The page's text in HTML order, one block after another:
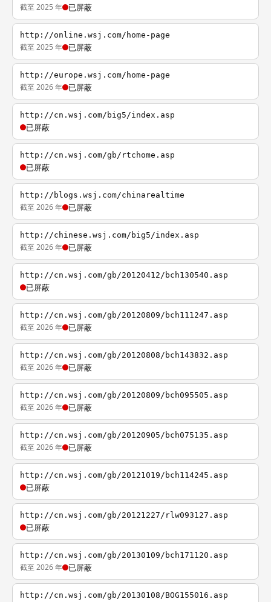
截至 2025 年 已屏蔽
http://online.wsj.com/home-page
截至 2025 年 已屏蔽
http://europe.wsj.com/home-page
截至 2026 年 已屏蔽
http://cn.wsj.com/big5/index.asp
已屏蔽
http://cn.wsj.com/gb/rtchome.asp
已屏蔽
http://blogs.wsj.com/chinarealtime
截至 2026 年 已屏蔽
http://chinese.wsj.com/big5/index.asp
截至 2026 年 已屏蔽
http://cn.wsj.com/gb/20120412/bch130540.asp
已屏蔽
http://cn.wsj.com/gb/20120809/bch111247.asp
截至 2026 年 已屏蔽
http://cn.wsj.com/gb/20120808/bch143832.asp
截至 2026 年 已屏蔽
http://cn.wsj.com/gb/20120809/bch095505.asp
截至 2026 年 已屏蔽
http://cn.wsj.com/gb/20120905/bch075135.asp
截至 2026 年 已屏蔽
http://cn.wsj.com/gb/20121019/bch114245.asp
已屏蔽
http://cn.wsj.com/gb/20121227/rlw093127.asp
已屏蔽
http://cn.wsj.com/gb/20130109/bch171120.asp
截至 2026 年 已屏蔽
http://cn.wsj.com/gb/20130108/BOG155016.asp